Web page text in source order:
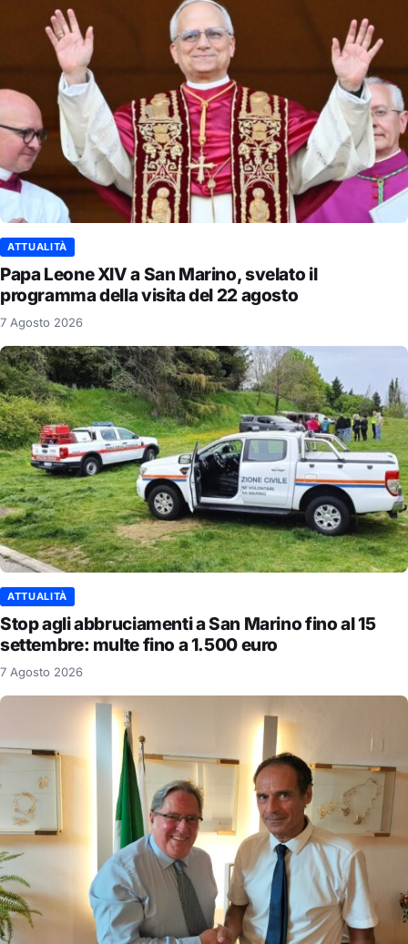
ATTUALITÀ
Papa Leone XIV a San Marino, svelato il
programma della visita del 22 agosto
7 Agosto 2026
ATTUALITÀ
Stop agli abbruciamenti a San Marino fino al 15
settembre: multe fino a 1.500 euro
7 Agosto 2026